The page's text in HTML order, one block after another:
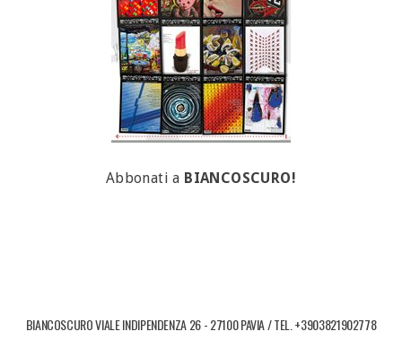
Abbonati a BIANCOSCURO!
BIANCOSCURO VIALE INDIPENDENZA 26 - 27100 PAVIA / TEL. +3903821902778